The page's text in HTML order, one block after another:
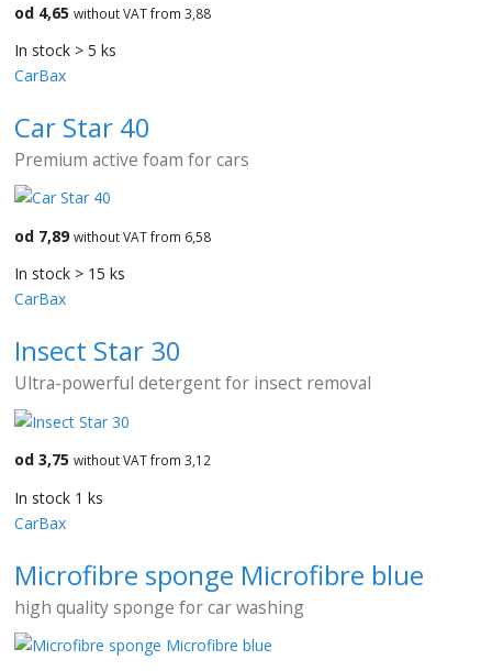
od 4,65 without VAT from 3,88
In stock > 5 ks
CarBax
Car Star 40
Premium active foam for cars
od 7,89 without VAT from 6,58
In stock > 15 ks
CarBax
Insect Star 30
Ultra-powerful detergent for insect removal
od 3,75 without VAT from 3,12
In stock 1 ks
CarBax
Microfibre sponge Microfibre blue
high quality sponge for car washing